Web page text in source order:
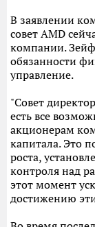
В заявлении
совет AMD
компании.
обязанности
управление.
"Совет
есть все
акционерам
капитала. Это
роста,
контроля над
этот момент
достижению